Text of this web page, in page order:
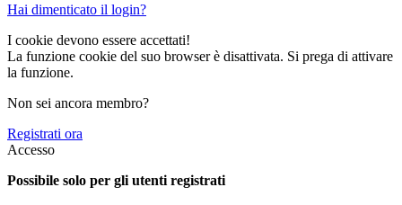
Hai dimenticato il login?
I cookie devono essere accettati!
La funzione cookie del suo browser è disattivata. Si prega di attivare
la funzione.
Non sei ancora membro?
Registrati ora
Accesso
Possibile solo per gli utenti registrati